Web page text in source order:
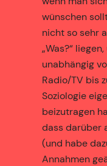
wünschen
nicht so sehr
„Was?“
unabhängig
Radio/TV bis
Soziologie
beizutragen
dass darüber
(und habe
Annahmen